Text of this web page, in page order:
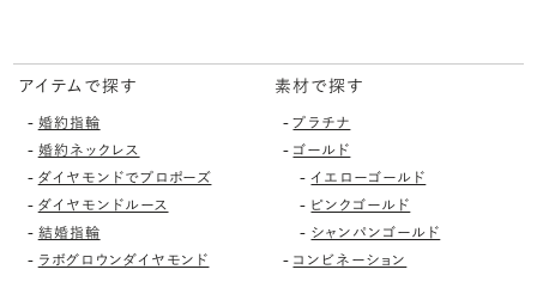
アイテムで探す
- 婚約指輪
- 婚約ネックレス
- ダイヤモンドでプロポーズ
- ダイヤモンドルース
- 結婚指輪
- ラボグロウンダイヤモンド
素材で探す
-プラチナ
- ゴールド
-イエローゴールド
- ピンクゴールド
- シャンパンゴールド
- コンビネーション